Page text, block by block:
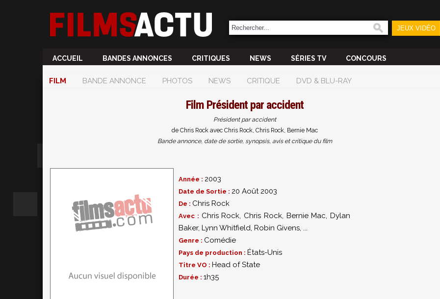
JEUX VIDÉO
ACCUEIL BANDES ANNONCES CRITIQUES NEWS SÉRIES TV CONCOURS
FILM BANDE ANNONCE PHOTOS NEWS CRITIQUE DVD & BLU-RAY
Film Président par accident
Président par accident
de Chris Rock avec Chris Rock, Chris Rock, Bernie Mac
Bande annonce, date de sortie, synopsis, avis et critique du film
Année : 2003
Date de Sortie : 20 Août 2003
De : Chris Rock
Avec : Chris Rock, Chris Rock, Bernie Mac, Dylan
Baker, Lynn Whitfield, Robin Givens, ...
Genre : Comédie
Pays de production : États-Unis
Titre VO : Head of State
Durée : 1h35